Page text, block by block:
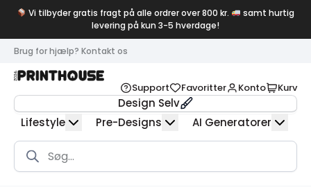
Vi tilbyder gratis fragt på alle ordrer over 800 kr.
samt hurtig
levering på kun 3-5 hverdage!
Brug for hjælp? Kontakt os
Support Favoritter Konto Kurv
Design Selv
Lifestyle
Pre-Designs AI Generatorer
Products
search